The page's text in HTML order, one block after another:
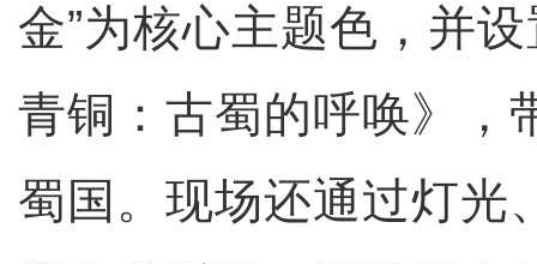
金”为核心主题色，并
青铜：古蜀的呼唤》，
蜀国。现场还通过灯光